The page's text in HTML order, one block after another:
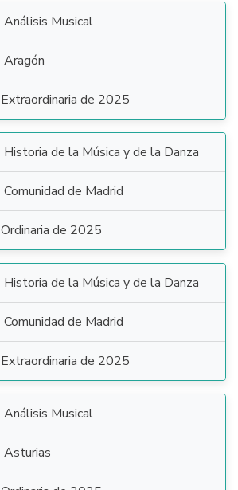
Análisis Musical
Aragón
Extraordinaria de 2025
Historia de la Música y de la Danza
Comunidad de Madrid
Ordinaria de 2025
Historia de la Música y de la Danza
Comunidad de Madrid
Extraordinaria de 2025
Análisis Musical
Asturias